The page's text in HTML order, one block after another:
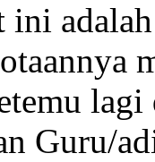
ini
Guru/